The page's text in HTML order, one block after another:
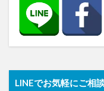
LINEでお気軽にご相